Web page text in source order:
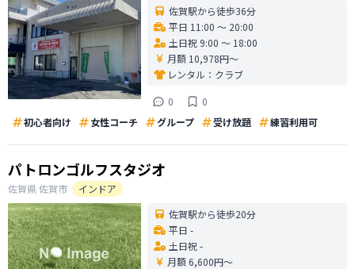
佐賀駅から徒歩36分
平日 11:00 〜 20:00
土日祝 9:00 〜 18:00
月額 10,978円〜
レンタル： クラブ
0
0
初心者向け
女性コーチ グループ 受け放題 練習利用可
パトロンゴルフスタジオ
佐賀県佐賀市
インドア
佐賀駅から徒歩20分
平日 -
土日祝 -
月額 6,600円〜